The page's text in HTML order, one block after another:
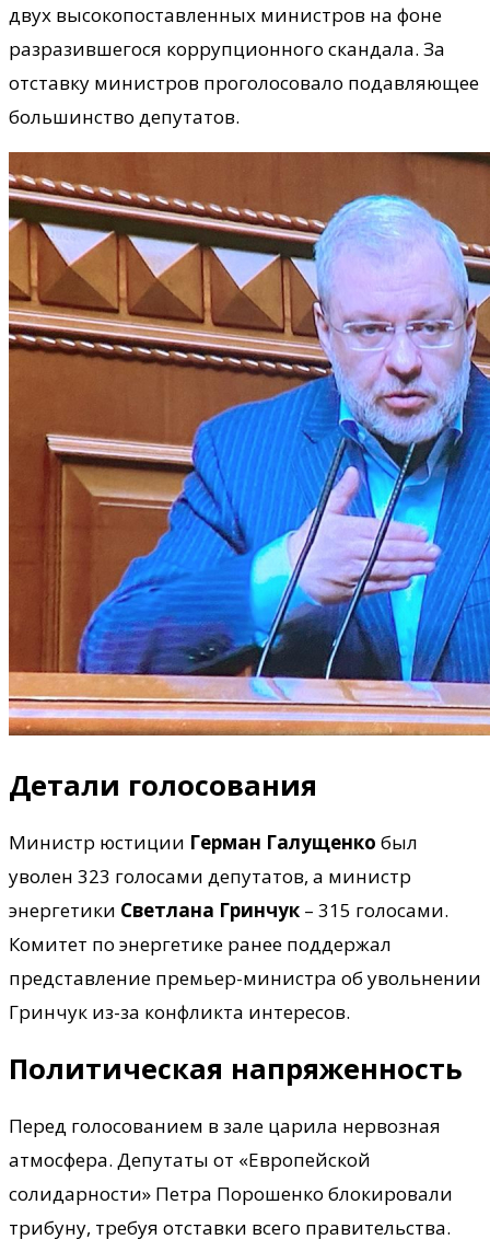
двух высокопоставленных министров на фоне
разразившегося коррупционного скандала. За
отставку министров проголосовало подавляющее
большинство депутатов.
Детали голосования
Министр юстиции Герман Галущенко был
уволен 323 голосами депутатов, а министр
энергетики Светлана Гринчук – 315 голосами.
Комитет по энергетике ранее поддержал
представление премьер-министра об увольнении
Гринчук из-за конфликта интересов.
Политическая напряженность
Перед голосованием в зале царила нервозная
атмосфера. Депутаты от «Европейской
солидарности» Петра Порошенко блокировали
трибуну, требуя отставки всего правительства.